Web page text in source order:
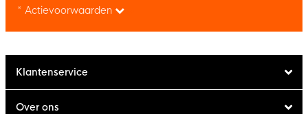
* Actievoorwaarden
Klantenservice
Over ons